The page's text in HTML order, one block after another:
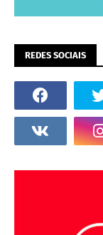
REDES SOCIAIS